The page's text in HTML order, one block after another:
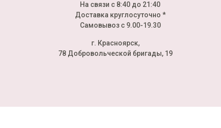
На связи с 8:40 до 21:40
Доставка круглосуточно *
Самовывоз с 9.00-19.30
г. Красноярск,
78 Добровольческой бригады, 19